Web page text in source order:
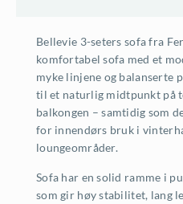
Bellevie 3-seters sofa fra
komfortabel sofa med et
myke linjene og balanserte
til et naturlig midtpunkt på
balkongen – samtidig som
for innendørs bruk i
loungeområder.
Sofa har en solid ramme i
som gir høy stabilitet, lang